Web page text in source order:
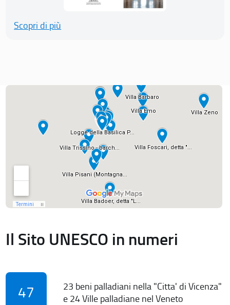
Scopri di più
Il Sito UNESCO in numeri
47
23 beni palladiani nella "Citta' di Vicenza"
e 24 Ville palladiane nel Veneto